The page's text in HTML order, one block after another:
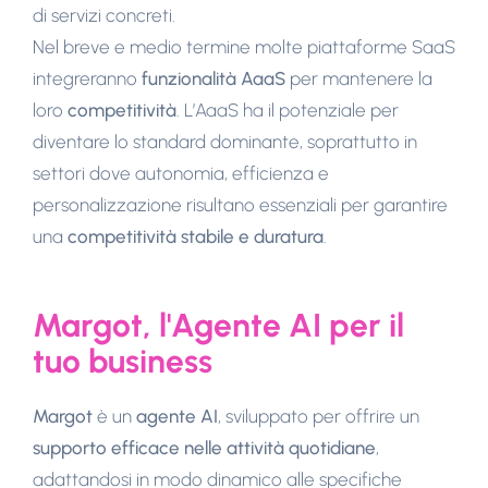
di servizi concreti.
Nel breve e medio termine molte piattaforme SaaS
integreranno funzionalità AaaS per mantenere la
loro competitività. L’AaaS ha il potenziale per
diventare lo standard dominante, soprattutto in
settori dove autonomia, efficienza e
personalizzazione risultano essenziali per garantire
una competitività stabile e duratura.
Margot, l'Agente AI per il
tuo business
Margot è un agente AI, sviluppato per offrire un
supporto efficace nelle attività quotidiane,
adattandosi in modo dinamico alle specifiche